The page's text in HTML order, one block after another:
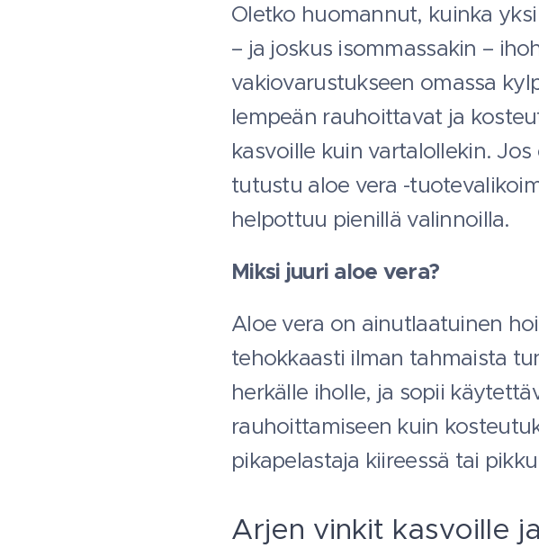
Oletko huomannut, kuinka
– ja joskus isommassakin –
vakiovarustukseen omassa
lempeän rauhoittavat ja
kasvoille kuin vartalollekin.
tutustu aloe vera -
helpottuu pienillä valinnoilla.
Miksi juuri aloe vera?
Aloe vera on ainutlaatuinen
tehokkaasti ilman tahmaista
herkälle iholle, ja sopii
rauhoittamiseen kuin
pikapelastaja kiireessä tai
Arjen vinkit kasvoille